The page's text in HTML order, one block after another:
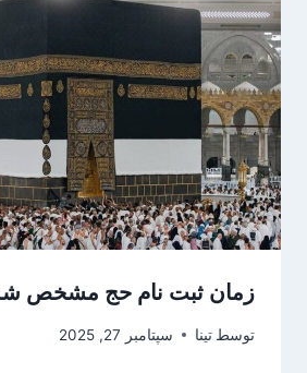
زمان ثبت نام حج مشخص
توسط تینا سپتامبر 27, 2025